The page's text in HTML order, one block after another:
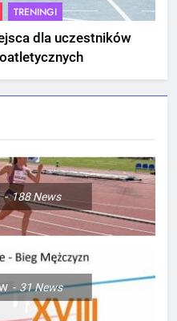
TRENINGI
dla uczestników
188News
31News